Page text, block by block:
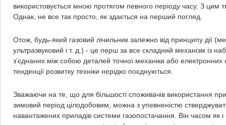
використовується мною протягом певного періоду часу. З цим
Однак, не все так просто, як здається на перший погляд.
Отож, будь-який газовий лічильник залежно від принципу дії
ультразвуковий і т. д.) - це перш за все складний механізм із
з’єднаних між собою деталей точної механіки або електронних
тенденції розвитку техніки нерідко поєднуються.
Зважаючи на те, що для більшості споживачів використання
зимовий період цілодобовим, можна з упевненістю
навантажених приладів системи газопостачання. Він часом як